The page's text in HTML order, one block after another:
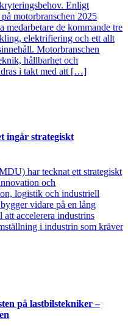
Enligt
motorbranschen 2025
medarbetare de kommande tre
elektrifiering och ett allt
Motorbranschen
hållbarhet och
i takt med att […]
ingår strategiskt
har tecknat ett strategiskt
och
logistik och industriell
vidare på en lång
accelerera industrins
i industrin som kräver
på lastbilstekniker –